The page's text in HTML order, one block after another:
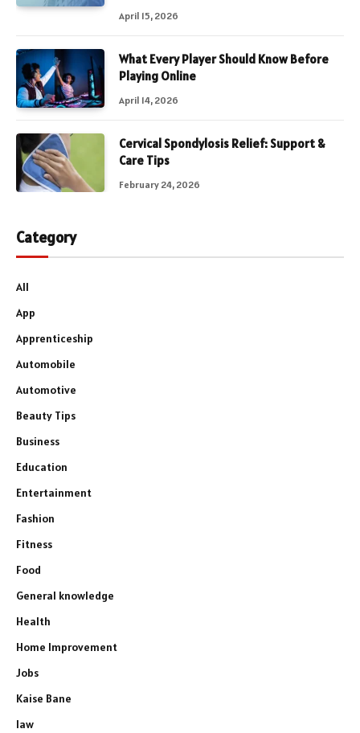
April 15, 2026
What Every Player Should Know Before
Playing Online
April 14, 2026
Cervical Spondylosis Relief: Support &
Care Tips
February 24, 2026
Category
All
App
Apprenticeship
Automobile
Automotive
Beauty Tips
Business
Education
Entertainment
Fashion
Fitness
Food
General knowledge
Health
Home Improvement
Jobs
Kaise Bane
law